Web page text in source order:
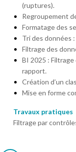
(ruptures).
Regroupement
Formatage des
Tri des données
Filtrage des
BI 2025 :
rapport.
Création d’un
Mise en forme
Travaux pratiques
Filtrage par